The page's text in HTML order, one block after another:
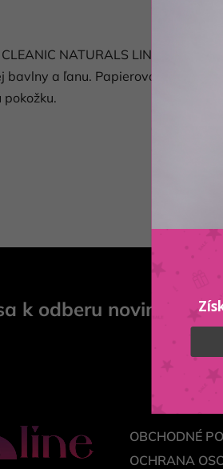
CLEANIC NATURALS LINEN 200
bavlny a ľanu. Papierová tyčinka je
k odberu noviniek
OBCHODNÉ
OCHRANA